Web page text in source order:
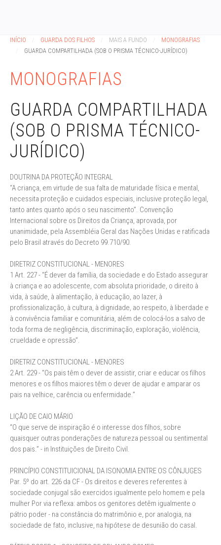
INÍCIO GUARDA DOS FILHOS MAIS A FUNDO
MONOGRAFIAS
GUARDA COMPARTILHADA (SOB O PRISMA TÉCNICO-JURÍDICO)
MONOGRAFIAS
GUARDA COMPARTILHADA
(SOB O PRISMA TÉCNICO-
JURÍDICO)
DOUTRINA DA PROTEÇÃO INTEGRAL
“A criança, em virtude de sua falta de maturidade física e mental,
necessita proteção e cuidados especiais, inclusive proteção legal,
tanto antes quanto após o seu nascimento”. Convenção
Internacional sobre os Direitos da Criança, aprovada, por
unanimidade, pela Assembléia Geral das Nações Unidas e ratificada
pelo Brasil através do Decreto 99.710/90.
DIRETRIZ CONSTITUCIONAL - MENORES
1 Art. 227 - “É dever da família, da sociedade e do Estado assegurar
à criança e ao adolescente, com absoluta prioridade, o direito à
vida, à saúde, à alimentação, à educação, ao lazer, à
profissionalização, à cultura, à dignidade, ao respeito, à liberdade e
à convivência familiar e comunitária, além de colocá-los a salvo de
toda forma de negligência, discriminação, exploração, violência,
crueldade e opressão”.
DIRETRIZ CONSTITUCIONAL - MENORES
2 Art. 229 - “Os pais têm o dever de assistir, criar e educar os filhos
menores e os filhos maiores têm o dever de ajudar e amparar os
pais na velhice, carência ou enfermidade.”
LIÇÃO DE CAIO MÁRIO
“O que serve de inspiração é o interesse dos filhos, sobre
quaisquer outras ponderações de natureza pessoal ou sentimental
dos pais.” - in Instituições de Direito Civil.
PRINCÍPIO CONSTITUICIONAL DA ISONOMIA ENTRE OS CÔNJUGES
Par. 5º do art. 226 da CF - Os direitos e deveres referentes à
sociedade conjugal são exercidos igualmente pelo homem e pela
mulher Por via reflexa: ambos os genitores detêm igualmente o
pátrio poder - na constância do matrimônio e, por analogia, na
sociedade de fato, inclusive, na hipótese de desunião do casal.